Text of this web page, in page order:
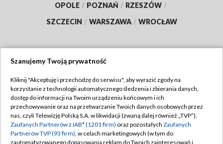
OPOLE / POZNAŃ / RZESZÓW /
SZCZECIN / WARSZAWA / WROCŁAW
TVP
Abonament TVP
Emisja w TVP
Centrum informacji TVP
Regulamin TVP
Polityka prywatności
Moje zgody
Szanujemy Twoją prywatność
Kliknij "Akceptuję i przechodzę do serwisu", aby wyrazić zgody na
korzystanie z technologii automatycznego śledzenia i zbierania danych,
dostęp do informacji na Twoim urządzeniu końcowym i ich
przechowywanie oraz na przetwarzanie Twoich danych osobowych przez
nas, czyli Telewizję Polską S.A. w likwidacji (zwaną dalej również „TVP”),
Zaufanych Partnerów z IAB* (1201 firm) oraz pozostałych Zaufanych
Partnerów TVP (93 firm), w celach marketingowych (w tym do
zautomatyzowanego dopasowania reklam do Twoich zainteresowań i